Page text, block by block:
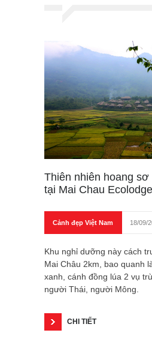
Thiên nhiên hoang sơ
tại Mai Chau Ecolodge
Cảnh đẹp Việt Nam 18/09/
Khu nghỉ dưỡng này cách
Mai Châu 2km, bao quanh
xanh, cánh đồng lúa 2 vụ
người Thái, người Mông.
CHI TIẾT